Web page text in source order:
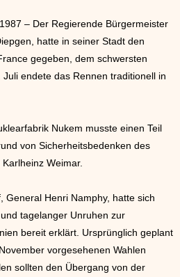
– Der Regierende Bürgermeister
hatte in seiner Stadt den
gegeben, dem schwersten
endete das Rennen traditionell in
Nukem musste einen Teil
von Sicherheitsbedenken des
Weimar.
General Henri Namphy, hatte sich
tagelanger Unruhen zur
bereit erklärt. Ursprünglich geplant
vorgesehenen Wahlen
sollten den Übergang von der